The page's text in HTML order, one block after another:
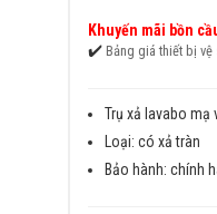
Khuyến mãi bồn
✔️ Bảng giá thiết bị vệ
Trụ xả lavabo mạ
Loại: có xả tràn
Bảo hành: chính